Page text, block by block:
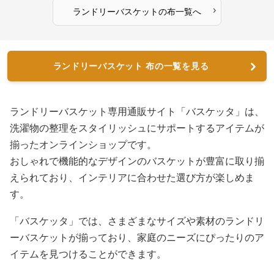
ランドリーバスケットの布一覧へ ›
ランドリーバスケット 布の一覧を見る
ランドリーバスケット専用通販サイト「バスケッタ」は、
洗濯物の整理をスタイリッシュにサポートするアイテムが
揃ったオンラインショップです。
おしゃれで機能的なデザインのバスケットが豊富に取り揃
えられており、インテリアに合わせた選び方が楽しめま
す。
「バスケッタ」では、さまざまなサイズや素材のランドリ
ーバスケットが揃っており、家庭のニーズにぴったりのア
イテムを見つけることができます。